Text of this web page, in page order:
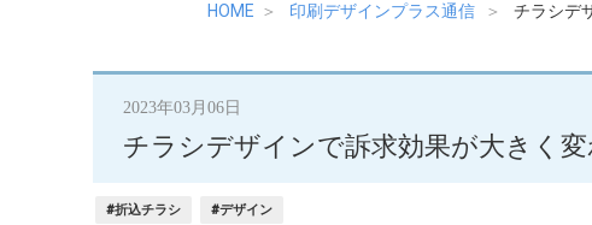
HOME 印刷デザインプラス通信 チラシデ
2023年03月06日
チラシデザインで訴求効果が大きく
#折込チラシ #デザイン